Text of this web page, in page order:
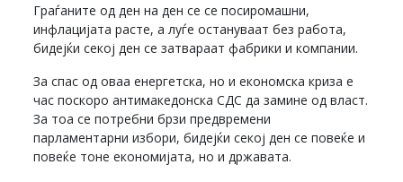
Граѓаните од ден на ден се се посиромашни,
инфлацијата расте, а луѓе остануваат без работа,
бидејќи секој ден се затвараат фабрики и компании.
За спас од оваа енергетска, но и економска криза е
час поскоро антимакедонска СДС да замине од власт.
За тоа се потребни брзи предвремени
парламентарни избори, бидејќи секој ден се повеќе и
повеќе тоне економијата, но и државата.